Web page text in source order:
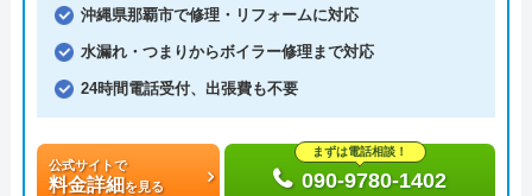
沖縄県那覇市で修理・リフォームに対応
水漏れ・つまりからボイラー修理まで対応
24時間電話受付、出張費も不要
公式サイトで
料金詳細を見る
まずは電話相談！
090-9780-1402